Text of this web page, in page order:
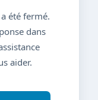
été fermé.
dans
aider.